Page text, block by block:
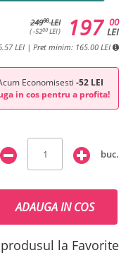
24900LEI
( -5200 LEI )
00
LEI
197
LEI | Pret minim: 165.00 LEI
Economisesti -52 LEI
in cos pentru a profita!
buc.
ADAUGA IN COS
la Favorite